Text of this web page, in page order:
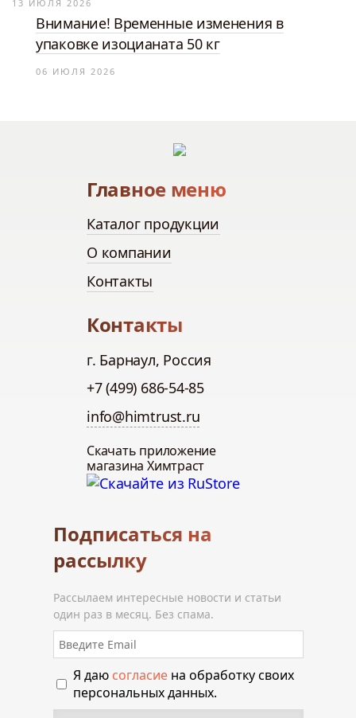
13 ИЮЛЯ 2026
Внимание! Временные изменения в
упаковке изоцианата 50 кг
06 ИЮЛЯ 2026
Главное меню
Каталог продукции
О компании
Контакты
Контакты
г. Барнаул, Россия
+7 (499) 686-54-85
info@himtrust.ru
Скачать приложение
магазина Химтраст
Подписаться на
рассылку
Рассылаем интересные новости и статьи
один раз в месяц. Без спама.
Я даю согласиена обработку своих
персональных данных.